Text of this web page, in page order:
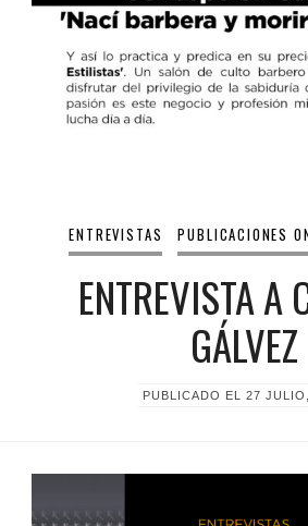
ENTREVISTAS PUBLICACIONES
ENTREVISTA A
GÁLVEZ
PUBLICADO EL 27